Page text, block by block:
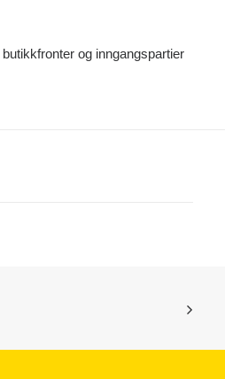
og inngangspartier